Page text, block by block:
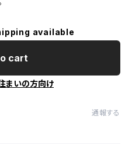
available
cart
まいの方向け
通報する